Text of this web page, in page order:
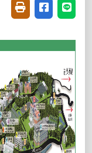
友善列印(開新視
分享至臉書
分享